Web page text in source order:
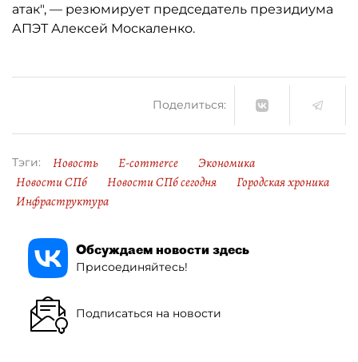
атак", — резюмирует председатель президиума
АПЭТ Алексей Москаленко.
Поделиться:
Тэги: Новость E-commerce
Экономика
Новости СПб
Новости СПб сегодня
Городская хроника
Инфраструктура
Обсуждаем новости здесь
Присоединяйтесь!
Подписаться на новости